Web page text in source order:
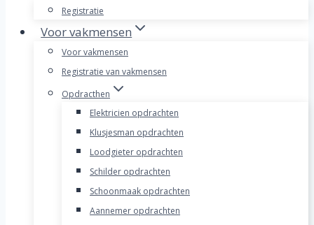
Registratie
Voor vakmensen
Voor vakmensen
Registratie van vakmensen
Opdracthen
Elektricien opdrachten
Klusjesman opdrachten
Loodgieter opdrachten
Schilder opdrachten
Schoonmaak opdrachten
Aannemer opdrachten